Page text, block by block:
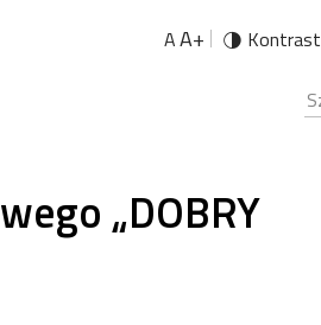
AA+ Kontrast
„DOBRY